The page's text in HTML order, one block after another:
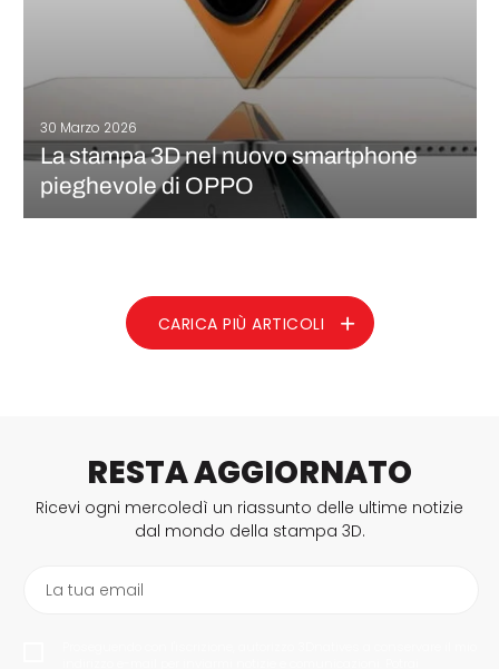
30 Marzo 2026
La stampa 3D nel nuovo smartphone
pieghevole di OPPO
che annuncia un nuovo smartphone pieghevole…
CONTINUA A LEGGERE
CARICA PIÙ ARTICOLI
RESTA AGGIORNATO
Ricevi ogni mercoledì un riassunto delle ultime notizie
dal mondo della stampa 3D.
La tua email